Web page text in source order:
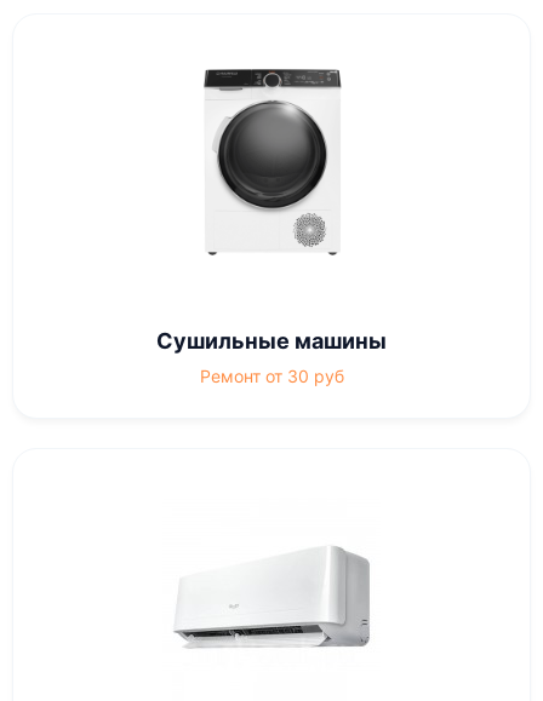
Сушильные машины
Ремонт от 30 руб